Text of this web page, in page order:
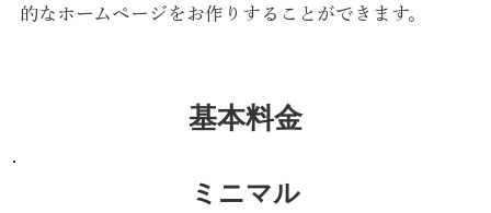
的なホームページをお作りすることができます。
基本料金
ミニマル